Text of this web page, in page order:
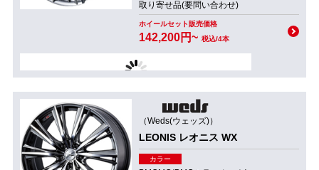
取り寄せ品(要問い合わせ)
ホイールセット販売価格
142,200円~ 税込/4本
（Weds(ウェッズ)）
LEONIS レオニス WX
カラー